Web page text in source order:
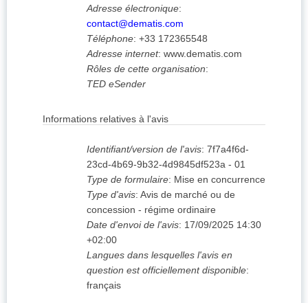
Adresse électronique:
contact@dematis.com
Téléphone: +33 172365548
Adresse internet: www.dematis.com
Rôles de cette organisation:
TED eSender
Informations relatives à l'avis
Identifiant/version de l'avis: 7f7a4f6d-
23cd-4b69-9b32-4d9845df523a - 01
Type de formulaire: Mise en concurrence
Type d'avis: Avis de marché ou de
concession - régime ordinaire
Date d'envoi de l'avis: 17/09/2025 14:30
+02:00
Langues dans lesquelles l'avis en
question est officiellement disponible:
français